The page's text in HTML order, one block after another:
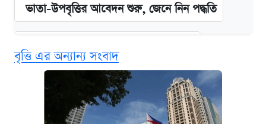
ভাতা-উপবৃত্তির আবেদন শুরু, জেনে নিন পদ্ধতি
‘গুলশানের চামেলি’ তে যৌনকর্মীর দালাল অ্যাডলফ
বৃত্তি এর অন্যান্য সংবাদ